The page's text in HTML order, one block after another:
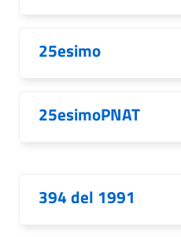
25esimo
25esimoPNAT
394 del 1991